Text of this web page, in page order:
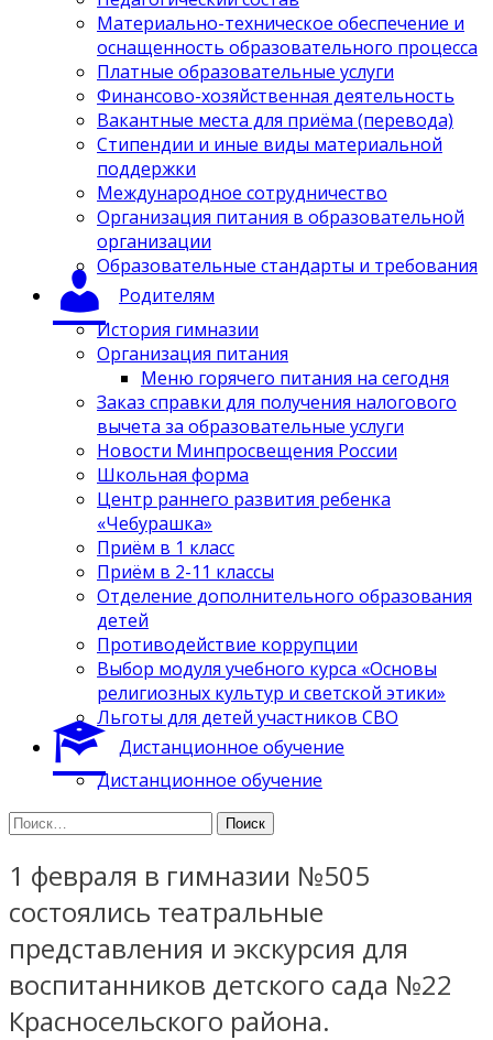
Материально-техническое обеспечение и
оснащенность образовательного процесса
Платные образовательные услуги
Финансово-хозяйственная деятельность
Вакантные места для приёма (перевода)
Стипендии и иные виды материальной
поддержки
Международное сотрудничество
Организация питания в образовательной
организации
Образовательные стандарты и требования
Родителям
История гимназии
Организация питания
Меню горячего питания на сегодня
Заказ справки для получения налогового
вычета за образовательные услуги
Новости Минпросвещения России
Школьная форма
Центр раннего развития ребенка
«Чебурашка»
Приём в 1 класс
Приём в 2-11 классы
Отделение дополнительного образования
детей
Противодействие коррупции
Выбор модуля учебного курса «Основы
религиозных культур и светской этики»
Льготы для детей участников СВО
Дистанционное обучение
Дистанционное обучение
Найти:
1 февраля в гимназии №505
состоялись театральные
представления и экскурсия для
воспитанников детского сада №22
Красносельского района.